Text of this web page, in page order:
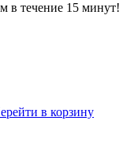
в течение 15 минут!
в корзину